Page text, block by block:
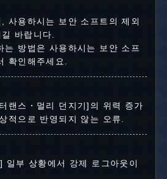
사용하시는 보안 소프트의 제외
바랍니다.
는 방법은 사용하시는 보안 소프
확인해주세요.
랜스・멀리 던지기]의 위력 증가
적으로 반영되지 않는 오류.
일부 상황에서 강제 로그아웃이